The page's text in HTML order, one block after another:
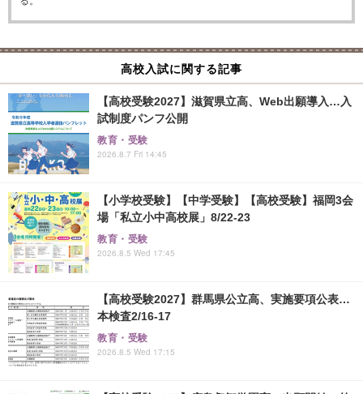
高校入試に関する記事
【高校受験2027】滋賀県立高、Web出願導入…入
試制度パンフ公開
教育・受験
2026.8.7 Fri 14:45
【小学校受験】【中学受験】【高校受験】福岡3会
場「私立小中高校展」8/22-23
教育・受験
2026.8.5 Wed 17:45
【高校受験2027】群馬県公立高、実施要項公表…
本検査2/16-17
教育・受験
2026.8.5 Wed 17:15